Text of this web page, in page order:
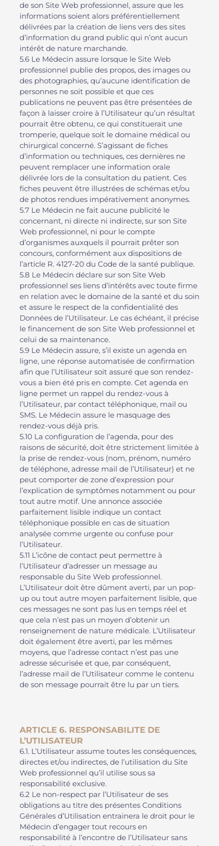
de son Site Web professionnel, assure que les
informations soient alors préférentiellement
délivrées par la création de liens vers des sites
d’information du grand public qui n’ont aucun
intérêt de nature marchande.
5.6 Le Médecin assure lorsque le Site Web
professionnel publie des propos, des images ou
des photographies, qu’aucune identification de
personnes ne soit possible et que ces
publications ne peuvent pas être présentées de
façon à laisser croire à l’Utilisateur qu’un résultat
pourrait être obtenu, ce qui constituerait une
tromperie, quelque soit le domaine médical ou
chirurgical concerné. S’agissant de fiches
d’information ou techniques, ces dernières ne
peuvent remplacer une information orale
délivrée lors de la consultation du patient. Ces
fiches peuvent être illustrées de schémas et/ou
de photos rendues impérativement anonymes.
5.7 Le Médecin ne fait aucune publicité le
concernant, ni directe ni indirecte, sur son Site
Web professionnel, ni pour le compte
d’organismes auxquels il pourrait prêter son
concours, conformément aux dispositions de
l’article R. 4127-20 du Code de la santé publique.
5.8 Le Médecin déclare sur son Site Web
professionnel ses liens d’intérêts avec toute firme
en relation avec le domaine de la santé et du soin
et assure le respect de la confidentialité des
Données de l’Utilisateur. Le cas échéant, il précise
le financement de son Site Web professionnel et
celui de sa maintenance.
5.9 Le Médecin assure, s’il existe un agenda en
ligne, une réponse automatisée de confirmation
afin que l’Utilisateur soit assuré que son rendez-
vous a bien été pris en compte. Cet agenda en
ligne permet un rappel du rendez-vous à
l’Utilisateur, par contact téléphonique, mail ou
SMS. Le Médecin assure le masquage des
rendez-vous déjà pris.
5.10 La configuration de l’agenda, pour des
raisons de sécurité, doit être strictement limitée à
la prise de rendez-vous (nom, prénom, numéro
de téléphone, adresse mail de l’Utilisateur) et ne
peut comporter de zone d’expression pour
l’explication de symptômes notamment ou pour
tout autre motif. Une annonce associée
parfaitement lisible indique un contact
téléphonique possible en cas de situation
analysée comme urgente ou confuse pour
l’Utilisateur.
5.11 L’icône de contact peut permettre à
l’Utilisateur d’adresser un message au
responsable du Site Web professionnel.
L’Utilisateur doit être dûment averti, par un pop-
up ou tout autre moyen parfaitement lisible, que
ces messages ne sont pas lus en temps réel et
que cela n’est pas un moyen d’obtenir un
renseignement de nature médicale. L’Utilisateur
doit également être averti, par les mêmes
moyens, que l’adresse contact n’est pas une
adresse sécurisée et que, par conséquent,
l’adresse mail de l’Utilisateur comme le contenu
de son message pourrait être lu par un tiers.
ARTICLE 6. RESPONSABILITE DE
L’UTILISATEUR
6.1. L’Utilisateur assume toutes les conséquences,
directes et/ou indirectes, de l’utilisation du Site
Web professionnel qu’il utilise sous sa
responsabilité exclusive.
6.2 Le non-respect par l’Utilisateur de ses
obligations au titre des présentes Conditions
Générales d’Utilisation entrainera le droit pour le
Médecin d’engager tout recours en
responsabilité à l’encontre de l’Utilisateur sans